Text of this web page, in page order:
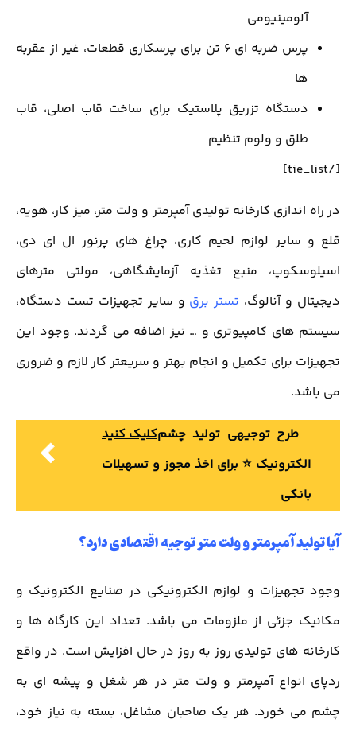
آلومینیومی
پرس ضربه ای 6 تن برای پرسکاری قطعات، غیر از عقربه
ها
دستگاه تزریق پلاستیک برای ساخت قاب اصلی، قاب
طلق و ولوم تنظیم
[/tie_list]
در راه اندازی کارخانه تولیدی آمپرمتر و ولت متر، میز کار، هویه،
قلع و سایر لوازم لحیم کاری، چراغ های پرنور ال ای دی،
اسیلوسکوپ، منبع تغذیه آزمایشگاهی، مولتی مترهای
دیجیتال و آنالوگ، تستر برق و سایر تجهیزات تست دستگاه،
سیستم های کامپیوتری و … نیز اضافه می گردند. وجود این
تجهیزات برای تکمیل و انجام بهتر و سریعتر کار لازم و ضروری
می باشد.
کلیک کنیدطرح توجیهی تولید چشم
الکترونیک ⭐️ برای اخذ مجوز و تسهیلات
بانکی
آیا تولید آمپرمتر و ولت متر توجیه اقتصادی دارد؟
وجود تجهیزات و لوازم الکترونیکی در صنایع الکترونیک و
مکانیک جزئی از ملزومات می باشد. تعداد این کارگاه ها و
کارخانه های تولیدی روز به روز در حال افزایش است. در واقع
ردپای انواع آمپرمتر و ولت متر در هر شغل و پیشه ای به
چشم می خورد. هر یک صاحبان مشاغل، بسته به نیاز خود،